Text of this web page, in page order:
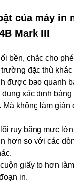
của máy in
Mark III
bền, chắc cho
đặc thù khác
được bao quanh
xác định
Mà không làm gián
ruy băng mực
hơn so với các
giấy to hơn
in.